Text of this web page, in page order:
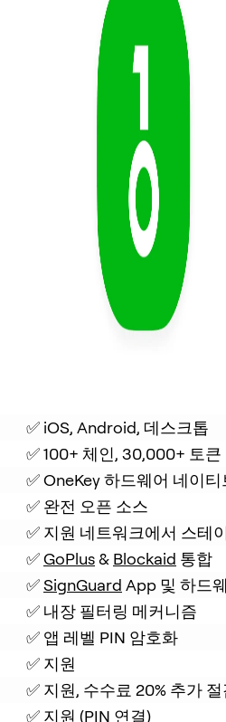
✅ iOS, Android, 데스크톱
✅ 100+ 체인, 30,000+ 토큰
✅ OneKey 하드웨어 네이
✅ 완전 오픈 소스
✅ 지원 네트워크에서 스테
✅ GoPlus & Blockaid 통합
✅ SignGuard App 및 하드
✅ 내장 필터링 메커니즘
✅ 앱 레벨 PIN 암호화
✅ 지원
✅ 지원, 수수료 20% 추가
✅ 지원 (PIN 연결)